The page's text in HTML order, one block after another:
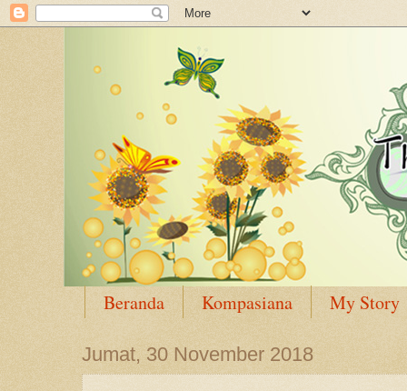
Beranda Kompasiana My Story
Jumat, 30 November 2018